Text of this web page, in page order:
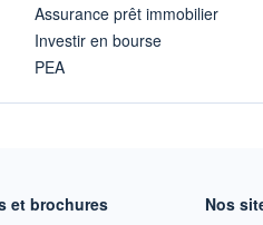
Assurance prêt immobilier
Investir en bourse
PEA
et brochures Nos